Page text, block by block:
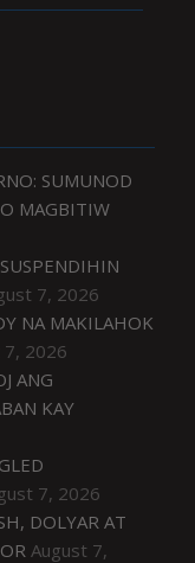
SUMUNOD
MAGBITIW
7, 2026
NA MAKILAHOK
7, 2026
ANG
KAY
7, 2026
DOLYAR AT
August 7,